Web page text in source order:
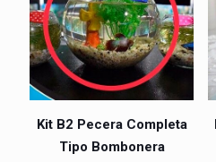
Kit B2 Pecera Completa
Tipo Bombonera